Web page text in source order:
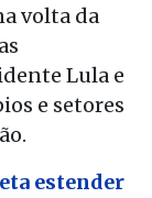
volta da
Lula e
e setores
estender